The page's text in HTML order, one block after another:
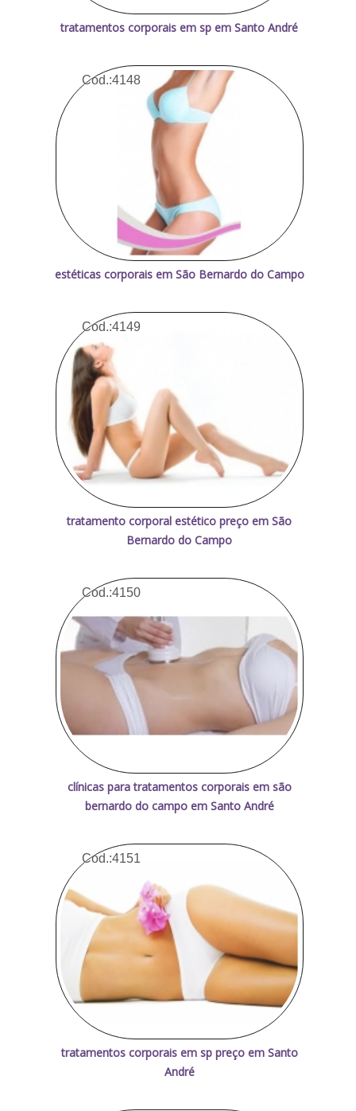
tratamentos corporais em sp em Santo André
Cod.:4148
estéticas corporais em São Bernardo do Campo
Cod.:4149
tratamento corporal estético preço em São
Bernardo do Campo
Cod.:4150
clínicas para tratamentos corporais em são
bernardo do campo em Santo André
Cod.:4151
tratamentos corporais em sp preço em Santo
André